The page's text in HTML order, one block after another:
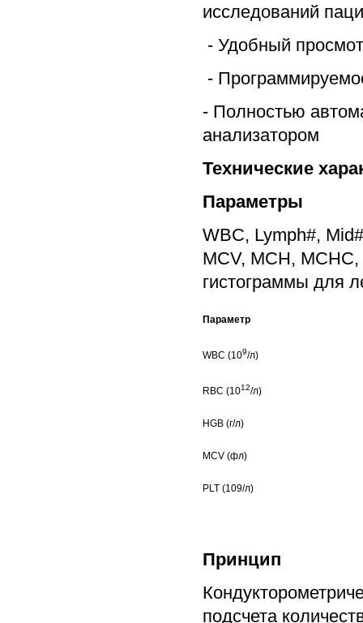
исследований
- Удобный
-
- Полностью
анализатором
Технические
Параметры
WBC, Lymph#,
MCV, MCH,
гистограммы для
Параметр
WBC (109/л)
RBC (1012/л)
HGB (г/л)
MCV (фл)
PLT (109/л)
Принцип
подсчета